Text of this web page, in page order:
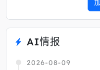
AI情报
2026-08-09